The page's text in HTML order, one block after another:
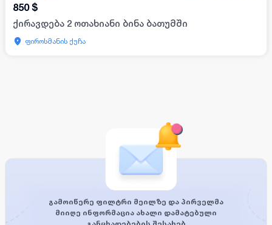
850 $
ქირავდება 2 ოთახიანი ბინა ბათუმში
ფიროსმანის ქუჩა
გამოიწერე ფილტრი მეილზე და პირველმა
მიიღე ინფორმაცია ახალი დამატებული
განცხადებების შესახებ